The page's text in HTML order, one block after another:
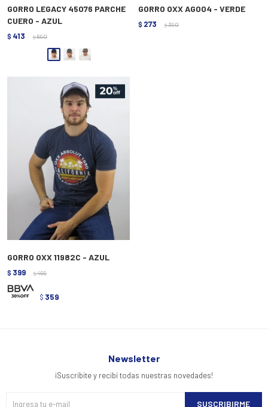
GORRO LEGACY 45076 PARCHE
CUERO - AZUL
$ 413 $ 590
GORRO OXX AG004 - VERDE
$ 273 $ 390
GORRO OXX 11982C - AZUL
$ 399 $ 499
$ 359
Newsletter
¡Suscribite y recibí todas nuestras novedades!
SUSCRIBIRME